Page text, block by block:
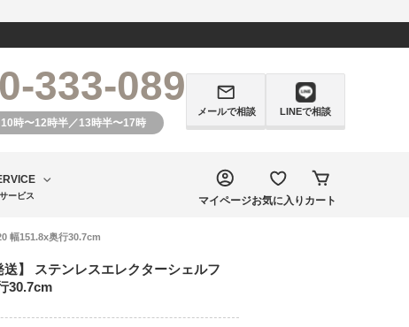
333-089
時〜12時半／13時半〜17時
メールで相談 LINEで相談
サービス マイページお気に入り カート
幅151.8x奥行30.7cm
送】 ステンレスエレクターシェルフ
30.7cm